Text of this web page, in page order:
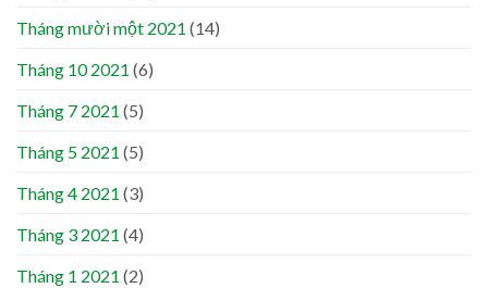
Tháng mười một 2021 (14)
Tháng 10 2021 (6)
Tháng 7 2021 (5)
Tháng 5 2021 (5)
Tháng 4 2021 (3)
Tháng 3 2021 (4)
Tháng 1 2021 (2)